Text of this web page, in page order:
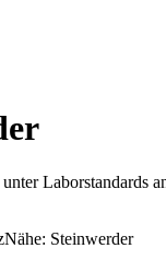
Laborstandards
Nähe: Steinwerder